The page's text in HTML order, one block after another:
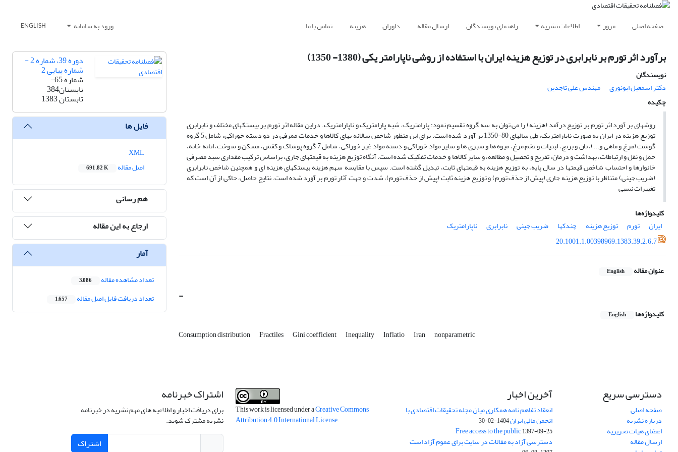
صفحه اصلی مرور اطلاعات نشریه راهنمای نویسندگان ارسال مقاله داوران هزینه تماس با ما ورود به سامانه ENGLISH
برآورد اثر تورم بر نابرابری در توزیع هزینه ایران با استفاده از روشی ناپارامتر یکی (1380- 1350)
نویسندگان
دکتر اسمعیل ابونورى
مهندس علی تاجدین
چکیده
روشهای بر آورد اثر تورم بر توزیع درآمد (هزینه) را می توان به سه گروه تقسیم نمود: پارامتریک، شبه پارامتریک و ناپارامتریک. دراین مقاله اثر تورم بر بیستکهای مختلف و نابرابری
توزیع هزینه در ایران به صورت ناپارامتریک، طی سالهای 80-1350 بر آورد شده است. برای این منظور شاخص سالانه بهای کالاها و خدمات ممرفی در دو دسته خوراکی، شامل 5 گروه
گوشت (مرغ و ماهی و...)، نان و برنج، لبنیات و تخم مرغ، میوه ها و سبزی ها و سایر مواد خوراکی و دسته مواد غیر خوراکی، شامل 7 گروه پوشاک و کفش، مسکن و سوخت، اثاثه خانه،
حمل و نقل و ارتباطات، بهداشت و درمان، تفریح و تحصیل و مطالعه، و سایر کالاها و خدمات تفکیک شده است. آنگاه توزیع هزینه به قیمتهای جاری، براساس ترکیب مقداری سبد مصرفی
خانوارها و احتساب شاخص قیمتها در سال پایه، به توزیع هزینه به قیمتهای ثابت، تبدیل گشته است. سپس با مقایسه سهم هزینه بیستکهای هزینه ای و همچنین شاخص نابرابری
(ضریب جینی) متناظر با توزیع هزینه جاری (پیش از حذف تورم) و توزیع هزینه ثابت (پیش از حذف تورم)، شدت و جهت آثار تورم بر آورد شده است. نتایج حاصل، حاکی از آن است که
تغییرات نسبی
کلیدواژه‌ها
ایران
تورم توزیع هزینه چندکها ضریب جینی نابرابری
ناپارامتریک
20.1001.1.00398969.1383.39.2.6.7
عنوان مقاله English
-
کلیدواژه‌ها English
Consumption distribution Fractiles Gini coefficient Inequality Inflatio Iran nonparametric
دوره 39، شماره 2 -
شماره پیاپی 2
شماره 65-
تابستان384
تابستان 1383
فایل ها
اصل مقاله
691.82 K
هم رسانی
ارجاع به این مقاله
آمار
تعداد مشاهده مقاله 3,086
تعداد دریافت فایل اصل مقاله 1,657
دسترسی سریع
صفحه اصلی
درباره نشریه
اعضای هیات تحریریه
ارسال مقاله
آخرین اخبار
انعقاد تفاهم نامه همکاری میان مجله تحقیقات اقتصادی با
انجمن مالی ایران1404-02-30
Free access to the public1397-09-25
دسترسی آزاد به مقالات در سایت برای عموم آزاد است
This work is licensed under aCreative Commons
Attribution 4.0 International License.
اشتراک خبرنامه
برای دریافت اخبار و اطلاعیه های مهم نشریه در خبرنامه
نشریه مشترک شوید.
اشتراک